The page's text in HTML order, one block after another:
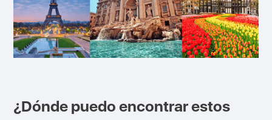
¿Dónde puedo encontrar estos